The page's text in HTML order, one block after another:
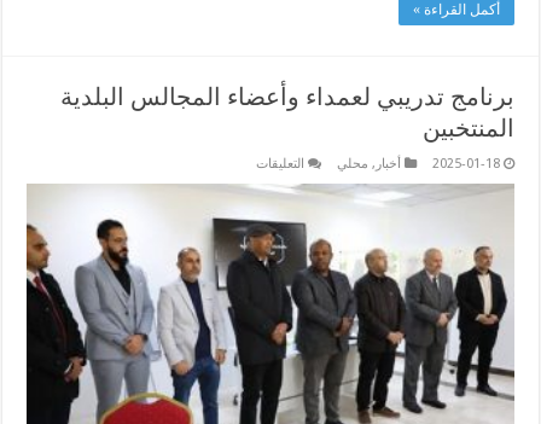
أكمل القراءة »
برنامج تدريبي لعمداء وأعضاء المجالس البلدية
المنتخبين
2025-01-18 أخبار , محلي التعليقات
وأعضاء
المجالس
البلدية
المنتخبين
مغلقة